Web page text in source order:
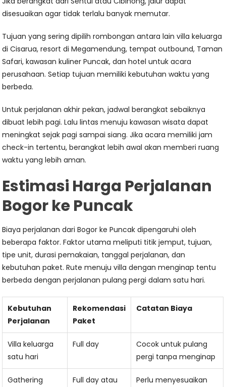
disesuaikan agar tidak terlalu banyak memutar.
Tujuan yang sering dipilih rombongan antara lain villa keluarga
di Cisarua, resort di Megamendung, tempat outbound, Taman
Safari, kawasan kuliner Puncak, dan hotel untuk acara
perusahaan. Setiap tujuan memiliki kebutuhan waktu yang
berbeda.
Untuk perjalanan akhir pekan, jadwal berangkat sebaiknya
dibuat lebih pagi. Lalu lintas menuju kawasan wisata dapat
meningkat sejak pagi sampai siang. Jika acara memiliki jam
check-in tertentu, berangkat lebih awal akan memberi ruang
waktu yang lebih aman.
Estimasi Harga Perjalanan
Bogor ke Puncak
Biaya perjalanan dari Bogor ke Puncak dipengaruhi oleh
beberapa faktor. Faktor utama meliputi titik jemput, tujuan,
tipe unit, durasi pemakaian, tanggal perjalanan, dan
kebutuhan paket. Rute menuju villa dengan menginap tentu
berbeda dengan perjalanan pulang pergi dalam satu hari.
Kebutuhan
Perjalanan
Rekomendasi
Paket
Catatan Biaya
Villa keluarga
satu hari
Full day
Cocok untuk pulang
pergi tanpa menginap
Gathering
Full day atau
Perlu menyesuaikan